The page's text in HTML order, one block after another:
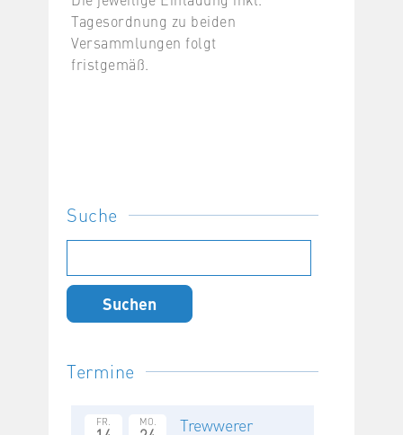
Tagesordnung zu beiden
Versammlungen folgt
fristgemäß.
Suche
nach:
Termine
FR. MO.
Trewwerer